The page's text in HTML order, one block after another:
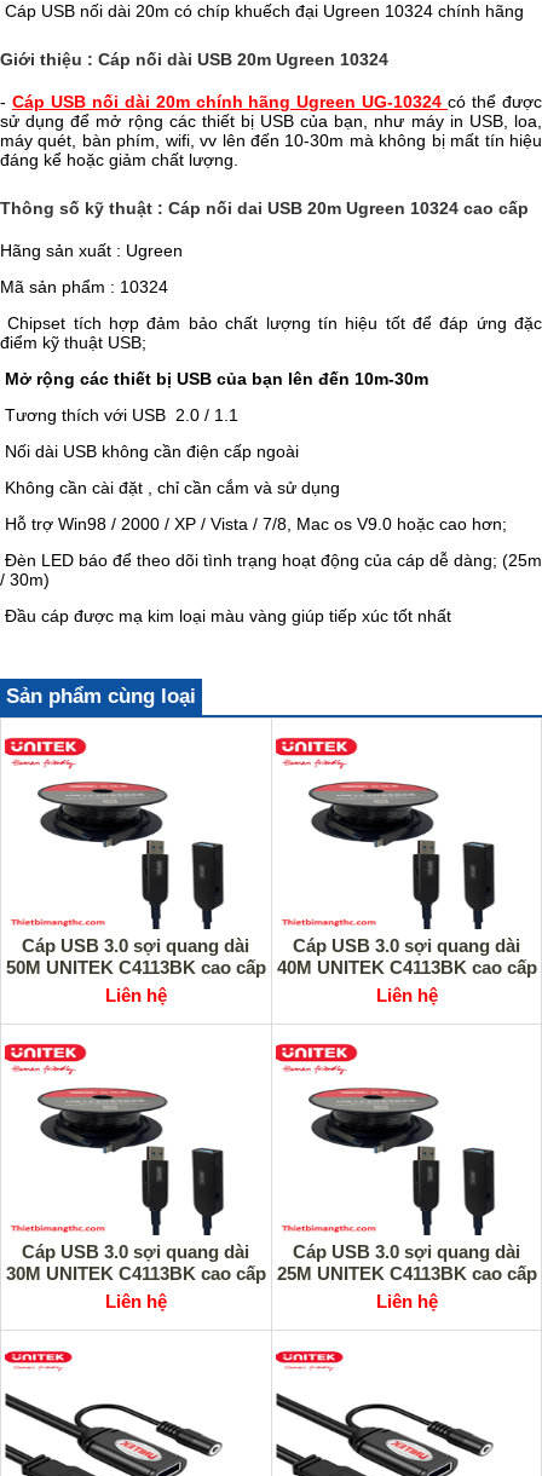
Cáp USB nối dài 20m có chíp khuếch đại Ugreen 10324 chính hãng
Giới thiệu : Cáp nối dài USB 20m Ugreen 10324
- Cáp USB nối dài 20m chính hãng Ugreen UG-10324có thể được
sử dụng để mở rộng các thiết bị USB của bạn, như máy in USB, loa,
máy quét, bàn phím, wifi, vv lên đến 10-30m mà không bị mất tín hiệu
đáng kể hoặc giảm chất lượng.
Thông số kỹ thuật : Cáp nối dai USB 20m Ugreen 10324 cao cấp
Hãng sản xuất : Ugreen
Mã sản phẩm : 10324
Chipset tích hợp đảm bảo chất lượng tín hiệu tốt để đáp ứng đặc
điểm kỹ thuật USB;
Mở rộng các thiết bị USB của bạn lên đến 10m-30m
Tương thích với USB 2.0 / 1.1
Nối dài USB không cần điện cấp ngoài
Không cần cài đặt , chỉ cần cắm và sử dụng
Hỗ trợ Win98 / 2000 / XP / Vista / 7/8, Mac os V9.0 hoặc cao hơn;
Đèn LED báo để theo dõi tình trạng hoạt động của cáp dễ dàng; (25m
/ 30m)
Đầu cáp được mạ kim loại màu vàng giúp tiếp xúc tốt nhất
Sản phẩm cùng loại
Cáp USB 3.0 sợi quang dài
50M UNITEK C4113BK cao cấp
Liên hệ
Cáp USB 3.0 sợi quang dài
40M UNITEK C4113BK cao cấp
Liên hệ
Cáp USB 3.0 sợi quang dài
30M UNITEK C4113BK cao cấp
Liên hệ
Cáp USB 3.0 sợi quang dài
25M UNITEK C4113BK cao cấp
Liên hệ